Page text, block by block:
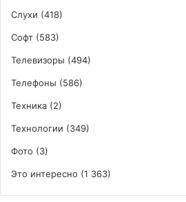
Слухи (418)
Софт (583)
Телевизоры (494)
Телефоны (586)
Техника (2)
Технологии (349)
Фото (3)
Это интересно (1 363)